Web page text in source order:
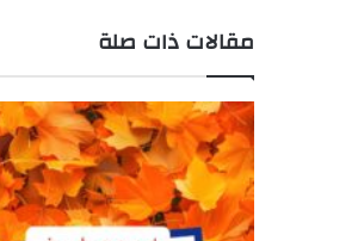
مقالات ذات صلة